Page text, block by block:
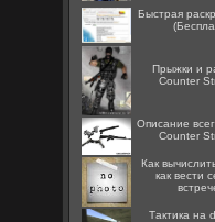
Быстрая
Прыжки и
Counter
Описание
Counter
Как
как вести
Тактика на